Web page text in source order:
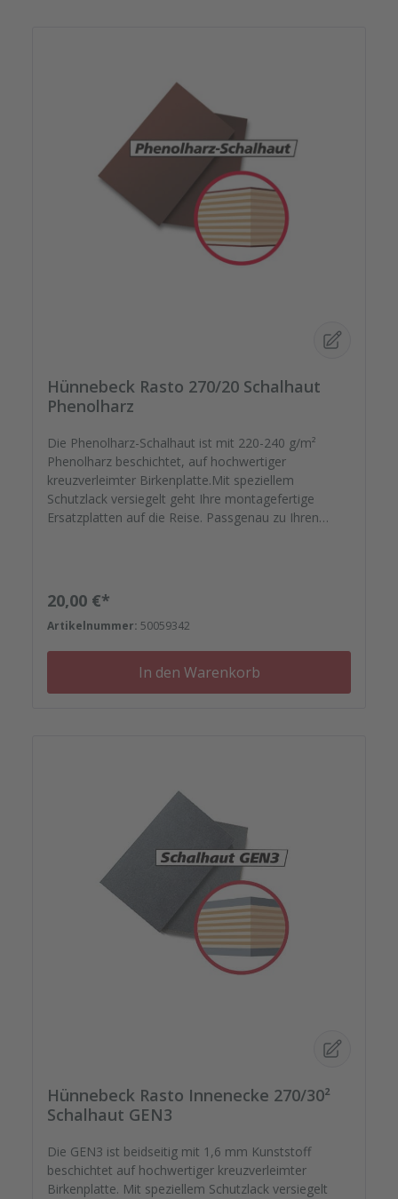
Hünnebeck Rasto 270/20 Schalhaut
Phenolharz
Die Phenolharz-Schalhaut ist mit 220-240 g/m²
Phenolharz beschichtet, auf hochwertiger
kreuzverleimter Birkenplatte.Mit speziellem
Schutzlack versiegelt geht Ihre montagefertige
Ersatzplatten auf die Reise. Passgenau zu Ihren
Nieten, Schrauben, Kunststoffeinsätzen bis zu
Reparaturplättchen.
Regulärer Preis:
20,00 €*
Artikelnummer: 50059342
In den Warenkorb
Hünnebeck Rasto Innenecke 270/30²
Schalhaut GEN3
Die GEN3 ist beidseitig mit 1,6 mm Kunststoff
beschichtet auf hochwertiger kreuzverleimter
Birkenplatte. Mit speziellem Schutzlack versiegelt